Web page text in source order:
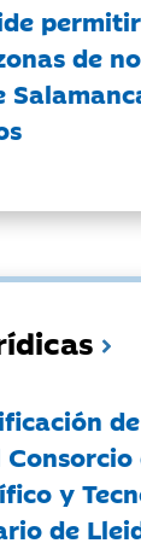
de no
y
de